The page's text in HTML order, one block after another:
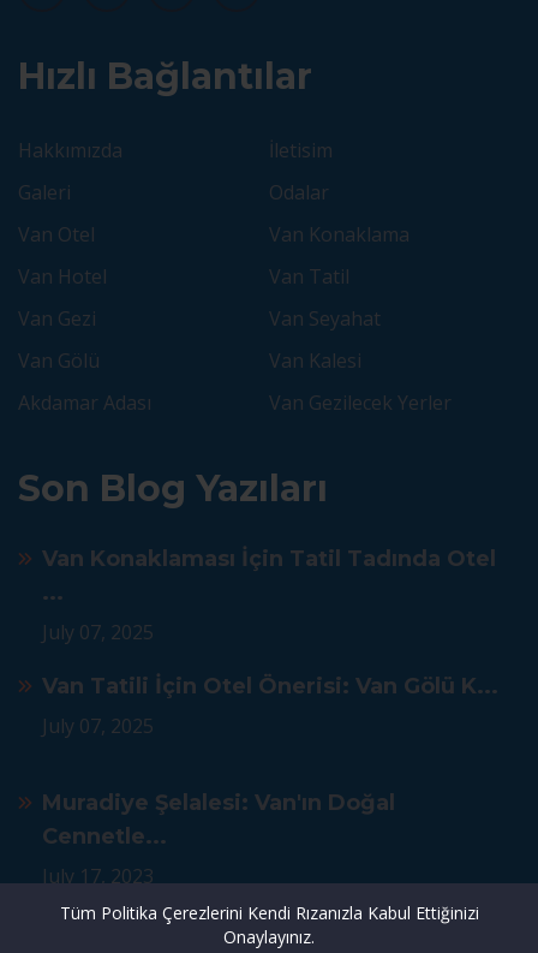
Hızlı Bağlantılar
Hakkımızda
İletisim
Galeri
Odalar
Van Otel
Van Konaklama
Van Hotel
Van Tatil
Van Gezi
Van Seyahat
Van Gölü
Van Kalesi
Akdamar Adası
Van Gezilecek Yerler
Son Blog Yazıları
Van Konaklaması İçin Tatil Tadında Otel
...
July 07, 2025
Van Tatili İçin Otel Önerisi: Van Gölü K...
July 07, 2025
Muradiye Şelalesi: Van'ın Doğal
Cennetle...
July 17, 2023
Tüm Politika Çerezlerini Kendi Rızanızla Kabul Ettiğinizi
Onaylayınız.